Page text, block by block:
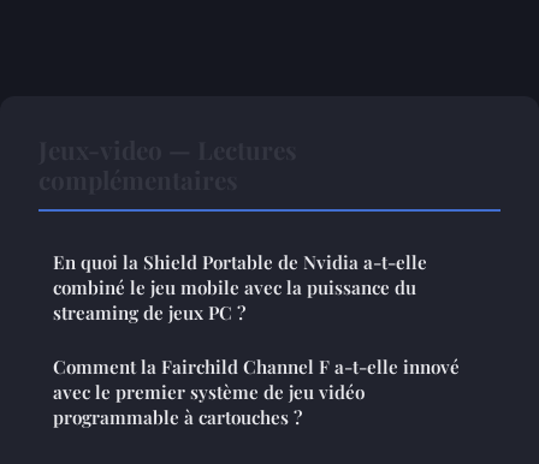
En quoi la Shield Portable de Nvidia a-t-elle
combiné le jeu mobile avec la puissance du
streaming de jeux PC ?
Comment la Fairchild Channel F a-t-elle innové
avec le premier système de jeu vidéo
programmable à cartouches ?